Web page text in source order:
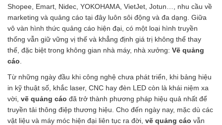
Shopee, Emart, Nidec, YOKOHAMA, VietJet, Jotun…, nhu cầu về
marketing và quảng cáo tại đây luôn sôi động và đa dạng. Giữa
vô vàn hình thức quảng cáo hiện đại, có một loại hình truyền
thống vẫn giữ vững vị thế và khẳng định giá trị không thể thay
thế, đặc biệt trong không gian nhà máy, nhà xưởng: Vẽ quảng
cáo
Từ những ngày đầu khi công nghệ chưa phát triển, khi bảng hiệu
in kỹ thuật số, khắc laser, CNC hay đèn LED còn là khái niệm xa
vời, vẽ quảng cáo đã trở thành phương pháp hiệu quả nhất để
truyền tải thông điệp thương hiệu. Cho đến ngày nay, mặc dù các
vật liệu và máy móc hiện đại liên tục ra đời, vẽ quảng cáo vẫn